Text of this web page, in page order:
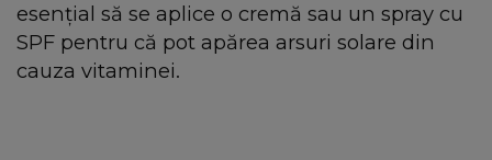
esențial să se aplice o cremă sau un spray cu
SPF pentru că pot apărea arsuri solare din
cauza vitaminei.